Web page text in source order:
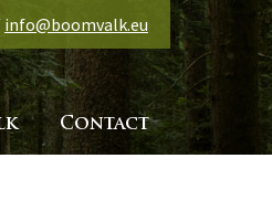
info@boomvalk.eu
Contact